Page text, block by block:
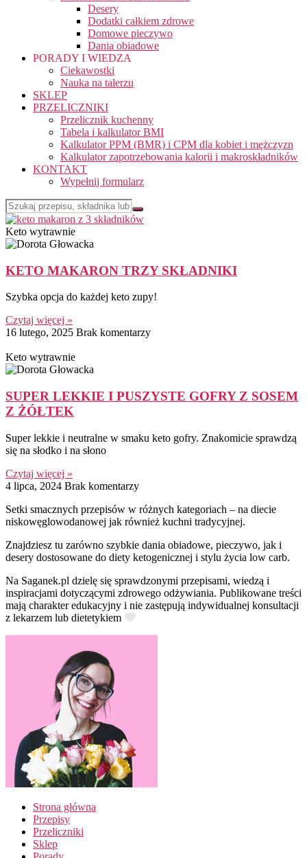
Desery
Dodatki całkiem zdrowe
Domowe pieczywo
Dania obiadowe
PORADY I WIEDZA
Ciekawostki
Nauka na talerzu
SKLEP
PRZELICZNIKI
Przelicznik kuchenny
Tabela i kalkulator BMI
Kalkulator PPM (BMR) i CPM dla kobiet i mężczyzn
Kalkulator zapotrzebowania kalorii i makroskładników
KONTAKT
Wypełnij formularz
Keto wytrawnie
KETO MAKARON TRZY SKŁADNIKI
Szybka opcja do każdej keto zupy!
Czytaj więcej »
16 lutego, 2025 Brak komentarzy
Keto wytrawnie
SUPER LEKKIE I PUSZYSTE GOFRY Z SOSEM
Z ŻÓŁTEK
Super lekkie i neutralne w smaku keto gofry. Znakomicie sprawdzą
się na słodko i na słono
Czytaj więcej »
4 lipca, 2024 Brak komentarzy
Setki smacznych przepisów w różnych kategoriach – na diecie
niskowęglowodanowej jak również kuchni tradycyjnej.
Znajdziesz tu zarówno szybkie dania obiadowe, pieczywo, jak i
desery dostosowane do diety ketogenicznej i stylu życia low carb.
Na Saganek.pl dzielę się sprawdzonymi przepisami, wiedzą i
inspiracjami dotyczącymi zdrowego odżywiania. Publikowane treści
mają charakter edukacyjny i nie zastępują indywidualnej konsultacji
z lekarzem lub dietetykiem
Strona główna
Przepisy
Przeliczniki
Sklep